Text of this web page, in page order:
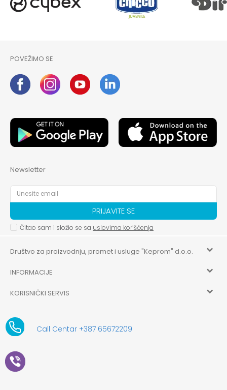
POVEŽIMO SE
Newsletter
PRIJAVITE SE
Čitao sam i složio se sa uslovima korišćenja
Društvo za proizvodnju, promet i usluge "Keprom" d.o.o.
HILANDARSKA 32, ISTOČNO NOVO SARAJEVO, ISTOČNO
aksaonlinebih@aksabih.ba
5514802214205743
61-01-0052-11
11079253
INFORMACIJE
Zaposlenje
Saradnja
KORISNIČKI SERVIS
Uslovi korišćenja i prodaje
Kako kupiti
Call Centar +387 65672209